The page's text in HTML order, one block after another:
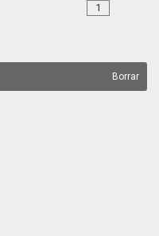
1
Borrar